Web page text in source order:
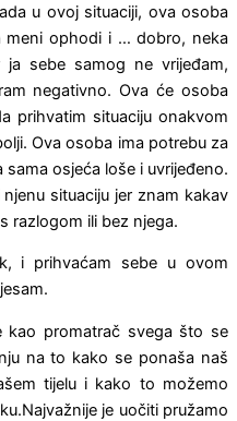
u ovoj situaciji, ova osoba
meni ophodi i … dobro, neka
sebe samog ne vrijeđam,
negativno. Ova će osoba
prihvatim situaciju onakvom
Ova osoba ima potrebu za
osjeća loše i uvrijeđeno.
situaciju jer znam kakav
razlogom ili bez njega.
i prihvaćam sebe u ovom
kao promatrač svega što se
na to kako se ponaša naš
tijelu i kako to možemo
je uočiti pružamo